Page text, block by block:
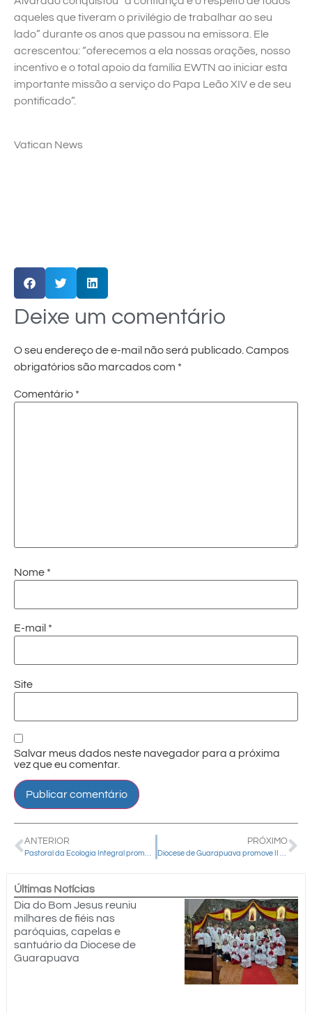
aqueles que tiveram o privilégio de trabalhar ao seu
lado” durante os anos que passou na emissora. Ele
acrescentou: “oferecemos a ela nossas orações, nosso
incentivo e o total apoio da família EWTN ao iniciar esta
importante missão a serviço do Papa Leão XIV e de seu
pontificado”.
Vatican News
Deixe um comentário
O seu endereço de e-mail não será publicado. Campos
obrigatórios são marcados com *
Comentário *
Nome *
E-mail *
Site
Salvar meus dados neste navegador para a próxima
vez que eu comentar.
ANTERIOR PRÓXIMO
Últimas Notícias
Dia do Bom Jesus reuniu
milhares de fiéis nas
paróquias, capelas e
santuário da Diocese de
Guarapuava